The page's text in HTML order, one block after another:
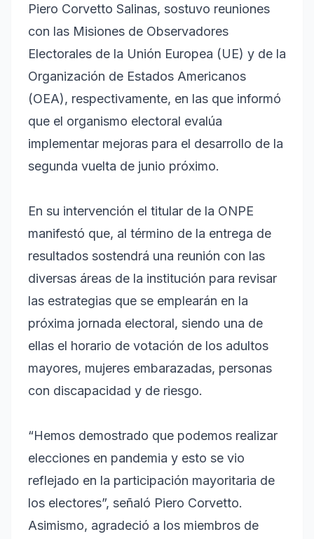
Piero Corvetto Salinas, sostuvo reuniones
con las Misiones de Observadores
Electorales de la Unión Europea (UE) y de la
Organización de Estados Americanos
(OEA), respectivamente, en las que informó
que el organismo electoral evalúa
implementar mejoras para el desarrollo de la
segunda vuelta de junio próximo.
En su intervención el titular de la ONPE
manifestó que, al término de la entrega de
resultados sostendrá una reunión con las
diversas áreas de la institución para revisar
las estrategias que se emplearán en la
próxima jornada electoral, siendo una de
ellas el horario de votación de los adultos
mayores, mujeres embarazadas, personas
con discapacidad y de riesgo.
“Hemos demostrado que podemos realizar
elecciones en pandemia y esto se vio
reflejado en la participación mayoritaria de
los electores”, señaló Piero Corvetto.
Asimismo, agradeció a los miembros de